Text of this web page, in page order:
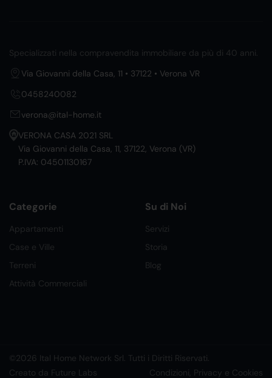
Specializzati nella compravendita immobiliare da più di 40 anni.
Via Giovanni della Casa, 11 • 37122 • Verona VR
0458240082
verona@ital-home.it
VERONA CASA 2021 SRL
Via Giovanni della Casa, 11, 37122, Verona (VR)
P.IVA: 04501130167
Categorie
Appartamenti
Case e Ville
Terreni
Attività Commerciali
Su di Noi
Servizi
Storia
Blog
©2026 Ital Home Network Srl. Tutti i Diritti Riservati.
Creato da Future Labs
Condizioni, Privacy e Cookies